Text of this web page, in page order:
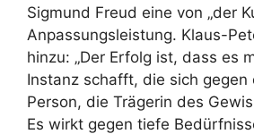
Sigmund Freud eine von „der
Anpassungsleistung. Klaus-
hinzu: „Der Erfolg ist, dass es
Instanz schafft, die sich gegen
Person, die Trägerin des
Es wirkt gegen tiefe